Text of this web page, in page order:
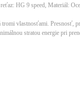
HG 9 speed, Materiál:
vlastnosťami. Presnosť,
stratou energie pri